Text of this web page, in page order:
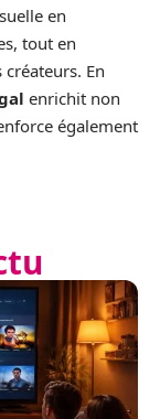
en
tout en
En
enrichit non
également